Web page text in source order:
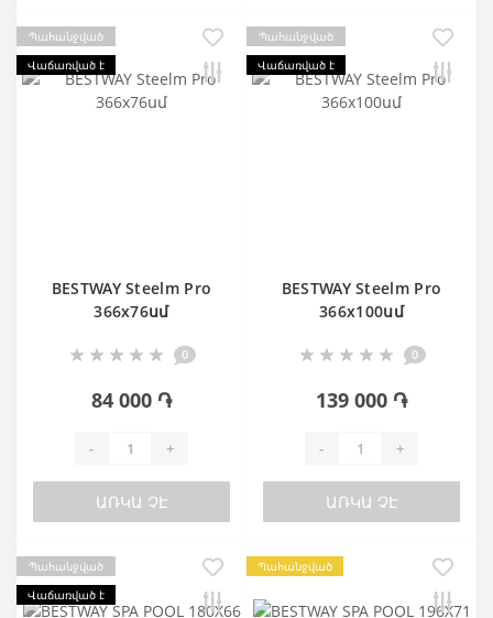
Պահանջված
Վաճառված է
BESTWAY Steelm Pro
366х76սմ
0
84 000 ֏
- +
ԱՌԿԱ ՉԷ
Պահանջված
Վաճառված է
BESTWAY Steelm Pro
366х100սմ
0
139 000 ֏
- +
ԱՌԿԱ ՉԷ
Պահանջված
Վաճառված է
Պահանջված